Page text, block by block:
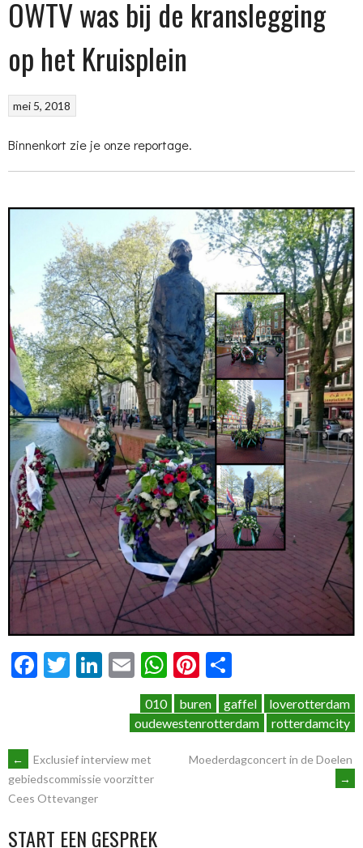
OWTV was bij de kranslegging
op het Kruisplein
mei 5, 2018
Binnenkort zie je onze reportage.
Facebook
Twitter
LinkedIn
EmailWhatsApp
Pinterest
010 buren gaffel
loverotterdam
oudewestenrotterdam
rotterdamcity
BERICHTNAVIGATIE
←
Exclusief interview met
gebiedscommissie voorzitter
Cees Ottevanger
Moederdagconcert in de Doelen
→
START EEN GESPREK